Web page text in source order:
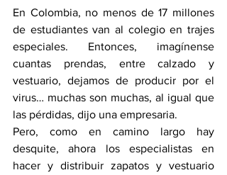
En Colombia, no menos de 17 millones
de estudiantes van al colegio en trajes
especiales. Entonces, imagínense
cuantas prendas, entre calzado y
vestuario, dejamos de producir por el
virus… muchas son muchas, al igual que
las pérdidas, dijo una empresaria.
Pero, como en camino largo hay
desquite, ahora los especialistas en
hacer y distribuir zapatos y vestuario